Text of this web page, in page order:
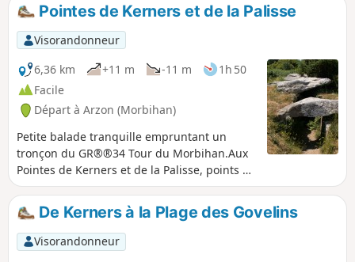
Pointes de Kerners et de la Palisse
Visorandonneur
6,36 km
+11 m -11 m
1h 50
Facile
Départ à Arzon (Morbihan)
Petite balade tranquille empruntant un
tronçon du GR®®34 Tour du Morbihan.Aux
Pointes de Kerners et de la Palisse, points de
vue sur les nombreuses îles du Golfe vues
du côté Sud.Passage par l'Allée Couverte du
Grah Niol et le hameau pittoresque de
Kerners et sa chapelle.
De Kerners à la Plage des Govelins
Visorandonneur